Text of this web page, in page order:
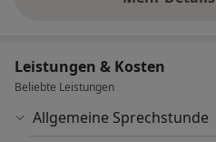
Leistungen & Kosten
Beliebte Leistungen
Allgemeine Sprechstunde